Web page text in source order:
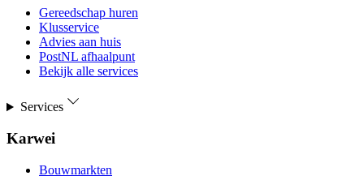
Gereedschap huren
Klusservice
Advies aan huis
PostNL afhaalpunt
Bekijk alle services
Services
Karwei
Bouwmarkten